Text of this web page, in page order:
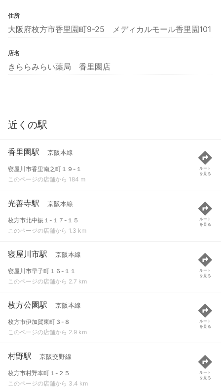
住所
大阪府枚方市香里園町9-25 メディカルモール香里園101
店名
きららみらい薬局 香里園店
近くの駅
香里園駅 京阪本線
寝屋川市香里南之町１９-１
このページの店舗から 184 m
ルート
を見る
光善寺駅 京阪本線
枚方市北中振１-１７-１５
このページの店舗から 1.3 km
ルート
を見る
寝屋川市駅 京阪本線
寝屋川市早子町１６-１１
このページの店舗から 2.7 km
ルート
を見る
枚方公園駅 京阪本線
枚方市伊加賀東町３-８
このページの店舗から 2.9 km
ルート
を見る
村野駅 京阪交野線
枚方市村野本町１-２５
このページの店舗から 3.4 km
ルート
を見る